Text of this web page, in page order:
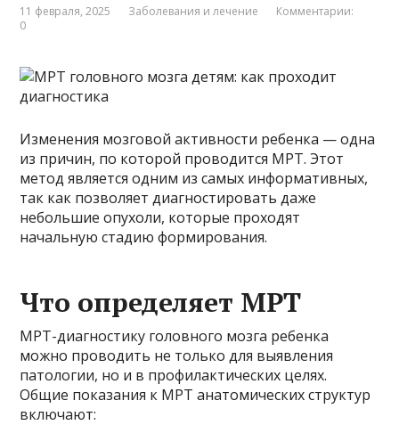
11 февраля, 2025 Заболевания и лечение
Комментарии:
0
Изменения мозговой активности ребенка — одна
из причин, по которой проводится МРТ. Этот
метод является одним из самых информативных,
так как позволяет диагностировать даже
небольшие опухоли, которые проходят
начальную стадию формирования.
Что определяет МРТ
МРТ-диагностику головного мозга ребенка
можно проводить не только для выявления
патологии, но и в профилактических целях.
Общие показания к МРТ анатомических структур
включают: